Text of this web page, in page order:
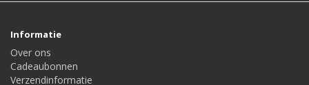
Informatie
Over ons
Cadeaubonnen
Verzendinformatie